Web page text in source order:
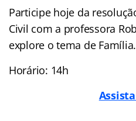
Participe hoje da
Civil com a professora
explore o tema de Família.
Horário: 14h